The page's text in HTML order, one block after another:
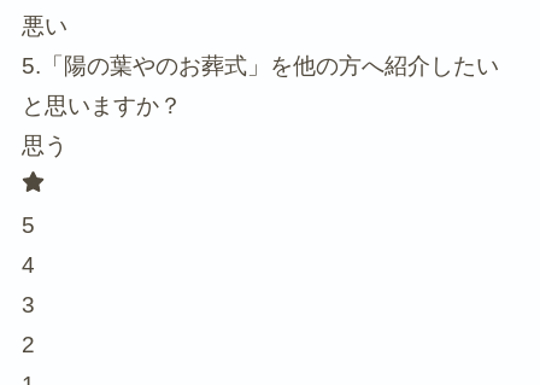
悪い
5.「陽の葉やのお葬式」を他の方へ紹介したい
と思いますか？
思う
5
4
3
2